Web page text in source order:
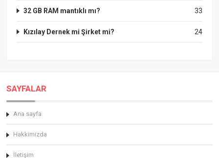
33
32 GB RAM mantıklı mı?
24
Kızılay Dernek mi Şirket mi?
SAYFALAR
Ana sayfa
Hakkimizda
İletişim